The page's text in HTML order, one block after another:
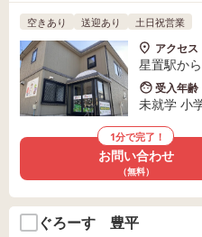
空きあり 送迎あり 土日祝営業
アクセス
星置駅か
受入年齢
未就学 小
1分で完了！
お問い合わせ
（無料）
ぐろーす 豊平